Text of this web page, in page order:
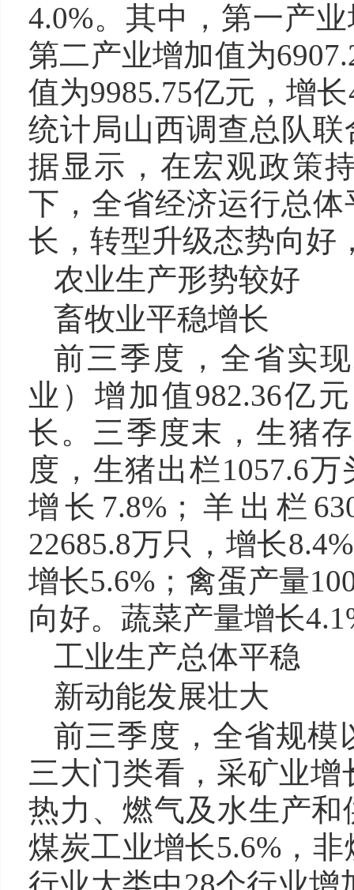
4.0%。其中，第一产
第二产业增加值为
值为9985.75亿元，增
统计局山西调查总队
据显示，在宏观政策
下，全省经济运行总
长，转型升级态势向好
农业生产形势较好
畜牧业平稳增长
前三季度，全省实
业）增加值982.36亿
长。三季度末，生猪
度，生猪出栏1057.6
增长7.8%；羊出栏
22685.8万只，增长
增长5.6%；禽蛋产量
向好。蔬菜产量增长
工业生产总体平稳
新动能发展壮大
前三季度，全省规模
三大门类看，采矿业增
热力、燃气及水生产
煤炭工业增长5.6%，